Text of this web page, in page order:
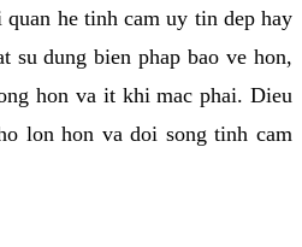
he tinh cam uy tin dep hay
su dung bien phap bao ve hon,
hon va it khi mac phai. Dieu
lon hon va doi song tinh cam